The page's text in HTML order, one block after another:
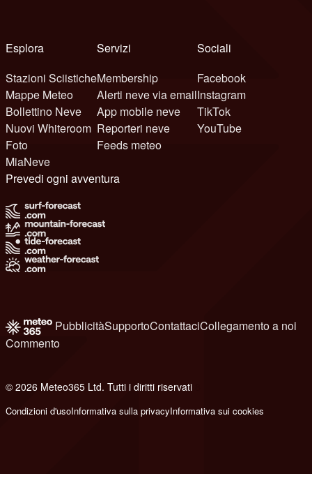
Esplora
Stazioni Sciistiche
Mappe Meteo
Bollettino Neve
Nuovi Whiteroom
Foto
MiaNeve
Servizi
Membership
Alerti neve via email
App mobile neve
Reporteri neve
Feeds meteo
Sociali
Facebook
Instagram
TikTok
YouTube
Prevedi ogni avventura
PubblicitàSupportoContattaciCollegamento a noi
Commento
© 2026 Meteo365 Ltd. Tutti i diritti riservati
Condizioni d'usoInformativa sulla privacyInformativa sui cookies